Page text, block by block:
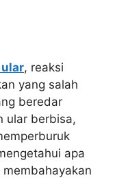
, reaksi
yang salah
beredar
ular berbisa,
apa